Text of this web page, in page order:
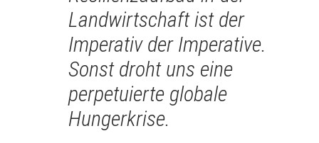
Landwirtschaft ist der
Imperativ der Imperative.
Sonst droht uns eine
perpetuierte globale
Hungerkrise.